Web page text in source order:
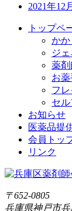
2021年12月
トップペ
かか
ジ
薬剤
お
フ
セ
お知らせ
医薬品提
会員トッ
リンク
〒652-0805
兵庫県神戸市